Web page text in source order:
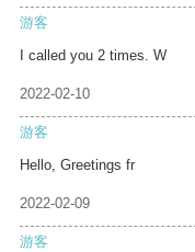
游客
I called you 2 times. W
2022-02-10
游客
Hello, Greetings fr
2022-02-09
游客